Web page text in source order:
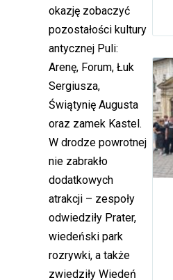
okazję zobaczyć
pozostałości kultury
antycznej Puli:
Arenę, Forum, Łuk
Sergiusza,
Świątynię Augusta
oraz zamek Kastel.
W drodze powrotnej
nie zabrakło
dodatkowych
atrakcji – zespoły
odwiedziły Prater,
wiedeński park
rozrywki, a także
zwiedziły Wiedeń